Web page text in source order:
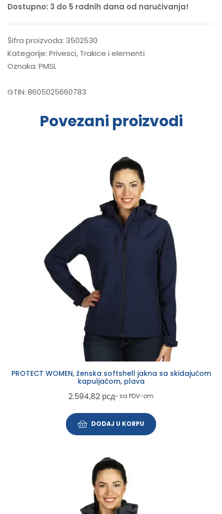
Dostupno: 3 do 5 radnih dana od naručivanja!
Šifra proizvoda: 3502530
Kategorije: Privesci, Trakice i elementi
Oznaka: PMSL
GTIN: 8605025660783
Povezani proizvodi
PROTECT WOMEN, ženska softshell jakna sa skidajućom
kapuljačom, plava
2.594,82 рсд~ sa PDV-om
DODAJ U KORPU